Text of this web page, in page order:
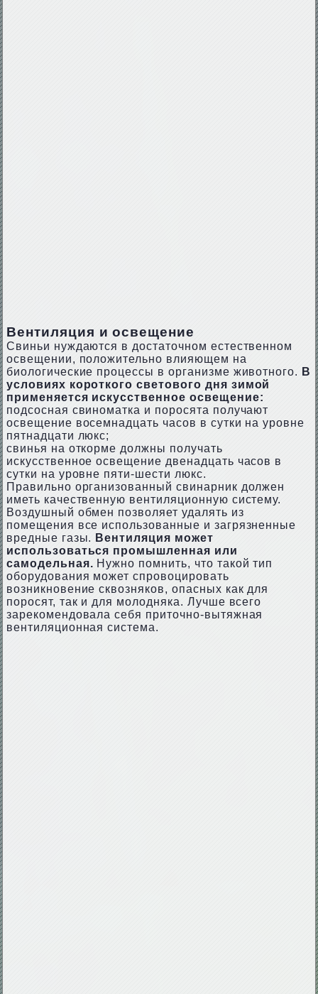
Вентиляция и освещение
Свиньи нуждаются в достаточном естественном
освещении, положительно влияющем на
биологические процессы в организме животного. В
условиях короткого светового дня зимой
применяется искусственное освещение:
подсосная свиноматка и поросята получают
освещение восемнадцать часов в сутки на уровне
пятнадцати люкс;
свинья на откорме должны получать
искусственное освещение двенадцать часов в
сутки на уровне пяти-шести люкс.
Правильно организованный свинарник должен
иметь качественную вентиляционную систему.
Воздушный обмен позволяет удалять из
помещения все использованные и загрязненные
вредные газы. Вентиляция может
использоваться промышленная или
самодельная. Нужно помнить, что такой тип
оборудования может спровоцировать
возникновение сквозняков, опасных как для
поросят, так и для молодняка. Лучше всего
зарекомендовала себя приточно-вытяжная
вентиляционная система.